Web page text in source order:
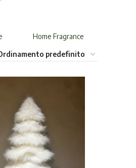
Home Fragrance